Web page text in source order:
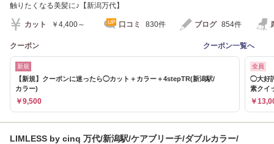
触りたくなる美髪に♪【新潟万代】
カット ￥4,400～ 口コミ 830件 ブログ 854件
クーポン クーポン一覧へ
新規
【新規】クーポンに迷ったら◯カット＋カラー＋4stepTR(新潟駅/
カラー)
￥9,500
全員
◯大好
素クイ
￥
LIMLESS by cinq 万代/新潟駅/ケアブリーチ/ダブルカラー/